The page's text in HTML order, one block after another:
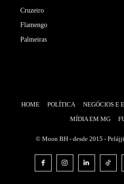
Cruzeiro
Flamengo
Palmeiras
HOME POLÍTICA NEGÓCIOS E
MÍDIA EM MG
© Moon BH - desde 2015 -